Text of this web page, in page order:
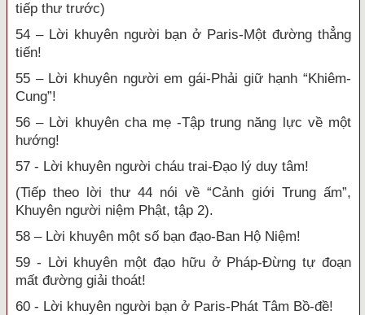
tiếp thư trước)
54 – Lời khuyên người bạn ở Paris-Một đường thẳng
tiến!
55 – Lời khuyên người em gái-Phải giữ hạnh “Khiêm-
Cung”!
56 – Lời khuyên cha mẹ -Tập trung năng lực về một
hướng!
57 - Lời khuyên người cháu trai-Đạo lý duy tâm!
(Tiếp theo lời thư 44 nói về “Cảnh giới Trung ấm”,
Khuyên người niệm Phật, tập 2).
58 – Lời khuyên một số bạn đạo-Ban Hộ Niệm!
59 - Lời khuyên một đạo hữu ở Pháp-Đừng tự đoạn
mất đường giải thoát!
60 - Lời khuyên người bạn ở Paris-Phát Tâm Bồ-đề!